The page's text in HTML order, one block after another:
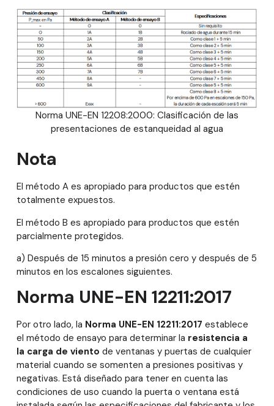
Norma UNE-EN 12208:2000: Clasificación de las
presentaciones de estanqueidad al agua
Nota
El método A es apropiado para productos que estén
totalmente expuestos.
El método B es apropiado para productos que estén
parcialmente protegidos.
a) Después de 15 minutos a presión cero y después de 5
minutos en los escalones siguientes.
Norma UNE-EN 12211:2017
Por otro lado, la Norma UNE-EN 12211:2017 establece
el método de ensayo para determinar la resistencia a
la carga de viento de ventanas y puertas de cualquier
material cuando se somenten a presiones positivas y
negativas. Está diseñado para tener en cuenta las
condiciones de uso cuando la puerta o ventana está